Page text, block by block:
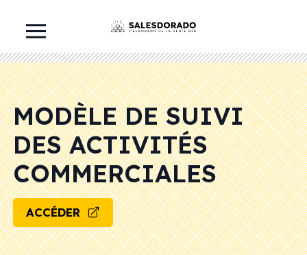
MODÈLE DE SUIVI
DES ACTIVITÉS
COMMERCIALES
ACCÉDER